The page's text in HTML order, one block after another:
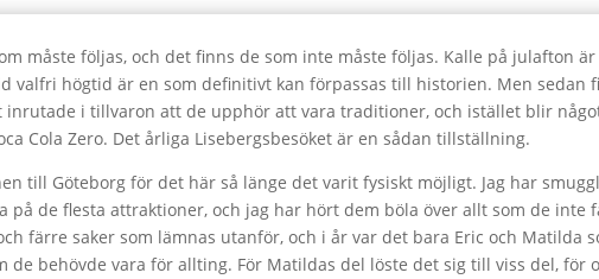
måste följas, och det finns de som inte måste följas. Kalle på julafton är
valfri högtid är en som definitivt kan förpassas till historien. Men sedan
inrutade i tillvaron att de upphör att vara traditioner, och istället blir
Cola Zero. Det årliga Lisebergsbesöket är en sådan tillställning.
till Göteborg för det här så länge det varit fysiskt möjligt. Jag har
på de flesta attraktioner, och jag har hört dem böla över allt som de inte
färre saker som lämnas utanför, och i år var det bara Eric och Matilda
de behövde vara för allting. För Matildas del löste det sig till viss del, för